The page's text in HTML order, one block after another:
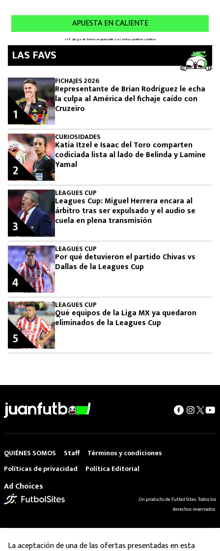
LAS FAVS
FICHAJES 2026
Representante de Brian Rodríguez le echa
la culpa al América del fichaje caído con
Cruzeiro
1
CURIOSIDADES
Katia Itzel e Isaac del Toro comparten
codiciada lista al lado de Belinda y Lamine
Yamal
2
LEAGUES CUP
Leagues Cup: Miguel Herrera encara al
árbitro tras ser expulsado y el audio se
cuela en plena transmisión
3
LEAGUES CUP
Por qué detuvieron el partido Chivas vs
Dallas de la Leagues Cup
4
LEAGUES CUP
Qué equipos de la Liga MX ya quedaron
eliminados de la Leagues Cup
5
QUIÉNES SOMOS Staff
Términos y condiciones
Políticas de privacidad
Política Editorial
Ad Choices
Un producto de Futbol Sites. Todos los
derechos reservados.
La aceptación de una de las ofertas presentadas en esta